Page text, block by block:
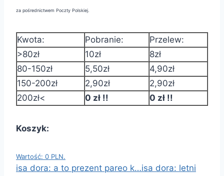
za pośrednictwem Poczty Polskiej.
Kwota: Pobranie:
Przelew:
>80zł
10zł
8zł
80-150zł
5,50zł
4,90zł
150-200zł
2,90zł
2,90zł
200zł<
0 zł !! 0 zł !!
Koszyk:
Wartość: 0 PLN.
isa dora: a to prezent pareo k…isa dora: letni